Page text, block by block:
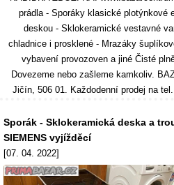
prádla - Sporáky klasické plotýnkové
deskou - Sklokeramické vestavné
chladnice i prosklené - Mrazáky
vybavení provozoven a jiné Čisté
Dovezeme nebo zašleme kamkoliv.
Jičín, 506 01. Každodenní prodej na
Sporák - Sklokeramická deska a
SIEMENS vyjížděcí
[07. 04. 2022]